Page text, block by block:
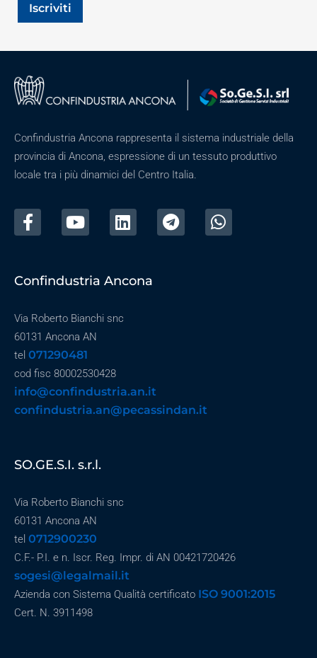
Iscriviti
Confindustria Ancona rappresenta il sistema industriale della
provincia di Ancona, espressione di un tessuto produttivo
locale tra i più dinamici del Centro Italia.
Confindustria Ancona
Via Roberto Bianchi snc
60131 Ancona AN
tel 071290481
cod fisc 80002530428
info@confindustria.an.it
confindustria.an@pecassindan.it
SO.GE.S.I. s.r.l.
Via Roberto Bianchi snc
60131 Ancona AN
tel 0712900230
C.F.- P.I. e n. Iscr. Reg. Impr. di AN 00421720426
sogesi@legalmail.it
Azienda con Sistema Qualità certificato ISO 9001:2015
Cert. N. 3911498